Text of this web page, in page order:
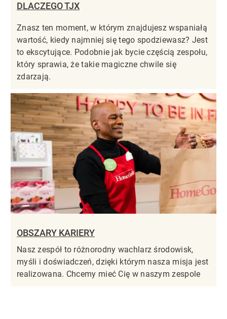
DLACZEGO TJX
Znasz ten moment, w którym znajdujesz wspaniałą
wartość, kiedy najmniej się tego spodziewasz? Jest
to ekscytujące. Podobnie jak bycie częścią zespołu,
który sprawia, że takie magiczne chwile się
zdarzają.
OBSZARY KARIERY
Nasz zespół to różnorodny wachlarz środowisk,
myśli i doświadczeń, dzięki którym nasza misja jest
realizowana. Chcemy mieć Cię w naszym zespole